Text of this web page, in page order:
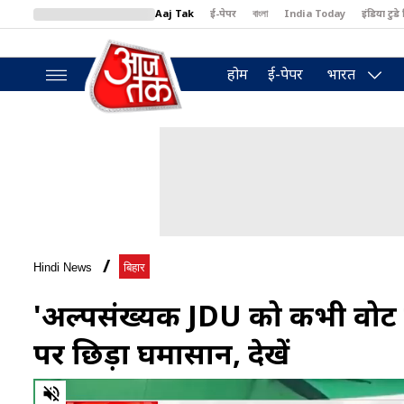
Aaj Tak ई-पेपर বাংলা India Today इंडिया टुडे
BT Bazaar
होम ई-पेपर भारत
Hindi News बिहार
'अल्पसंख्यक JDU को कभी वोट
पर छिड़ा घमासान, देखें
0
of